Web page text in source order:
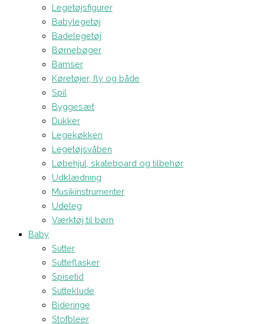
Legetøjsfigurer
Babylegetøj
Badelegetøj
Børnebøger
Bamser
Køretøjer, fly og både
Spil
Byggesæt
Dukker
Legekøkken
Legetøjsvåben
Løbehjul, skateboard og tilbehør
Udklædning
Musikinstrumenter
Udeleg
Værktøj til børn
Baby
Sutter
Sutteflasker
Spisetid
Sutteklude
Bideringe
Stofbleer